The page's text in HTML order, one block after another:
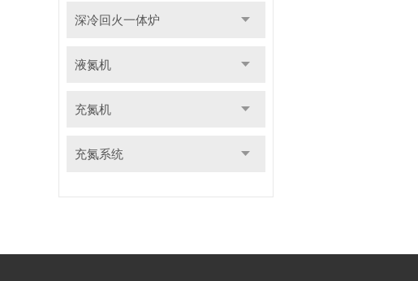
深冷回火一体炉
液氮机
充氮机
充氮系统